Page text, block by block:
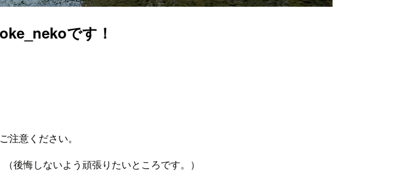
です！
意ください。
後悔しないよう頑張りたいところです。）